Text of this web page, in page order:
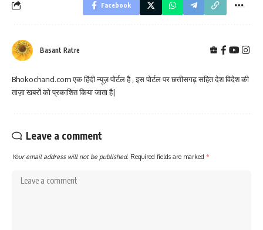
Facebook
Basant Ratre
Bhokochand.com एक हिंदी न्यूज़ पोर्टल है , इस पोर्टल पर छत्तीसगढ़ सहित देश विदेश की
ताज़ा खबरों को प्रकाशित किया जाता है|
Leave a comment
Your email address will not be published. Required fields are marked *